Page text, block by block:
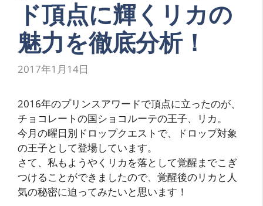
ド頂点に輝くリカの
魅力を徹底分析！
2017年1月14日
2016年のプリンスアワードで頂点に立ったのが、
チョコレートの国ショコルーテの王子、リカ。
今月の曜日別ドロップクエストで、ドロップ対象
の王子として登場しています。
さて、私もようやくリカを落として覚醒までこぎ
つけることができましたので、覚醒後のリカと人
気の秘密に迫ってみたいと思います！